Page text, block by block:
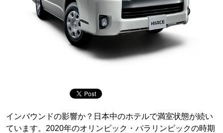
インバウンドの影響か？日本中のホテルで満室状態が続い
ています。2020年のオリンピック・パラリンピックの時期